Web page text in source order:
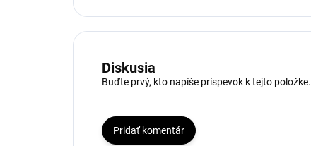
Diskusia
Buďte prvý, kto napíše príspevok k tejto položke.
Pridať komentár